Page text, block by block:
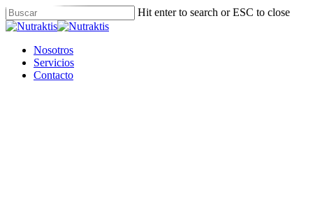
Skip
to
content
Hit enter to search or ESC to close
Close
Menu
Nosotros
Servicios
Contacto